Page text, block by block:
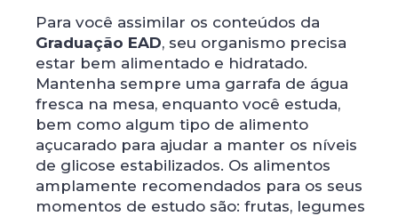
Para você assimilar os conteúdos da
Graduação EAD, seu organismo precisa
estar bem alimentado e hidratado.
Mantenha sempre uma garrafa de água
fresca na mesa, enquanto você estuda,
bem como algum tipo de alimento
açucarado para ajudar a manter os níveis
de glicose estabilizados. Os alimentos
amplamente recomendados para os seus
momentos de estudo são: frutas, legumes